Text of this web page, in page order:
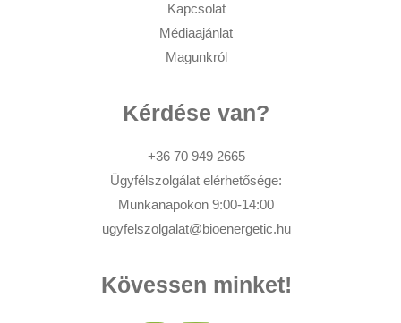
Kapcsolat
Médiaajánlat
Magunkról
Kérdése van?
+36 70 949 2665
Ügyfélszolgálat elérhetősége:
Munkanapokon 9:00-14:00
ugyfelszolgalat@bioenergetic.hu
Kövessen minket!